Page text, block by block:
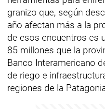
granizo que, según
año afectan más a la
de esos encuentros es
85 millones que la
Banco Interamericano
de riego e
regiones de la